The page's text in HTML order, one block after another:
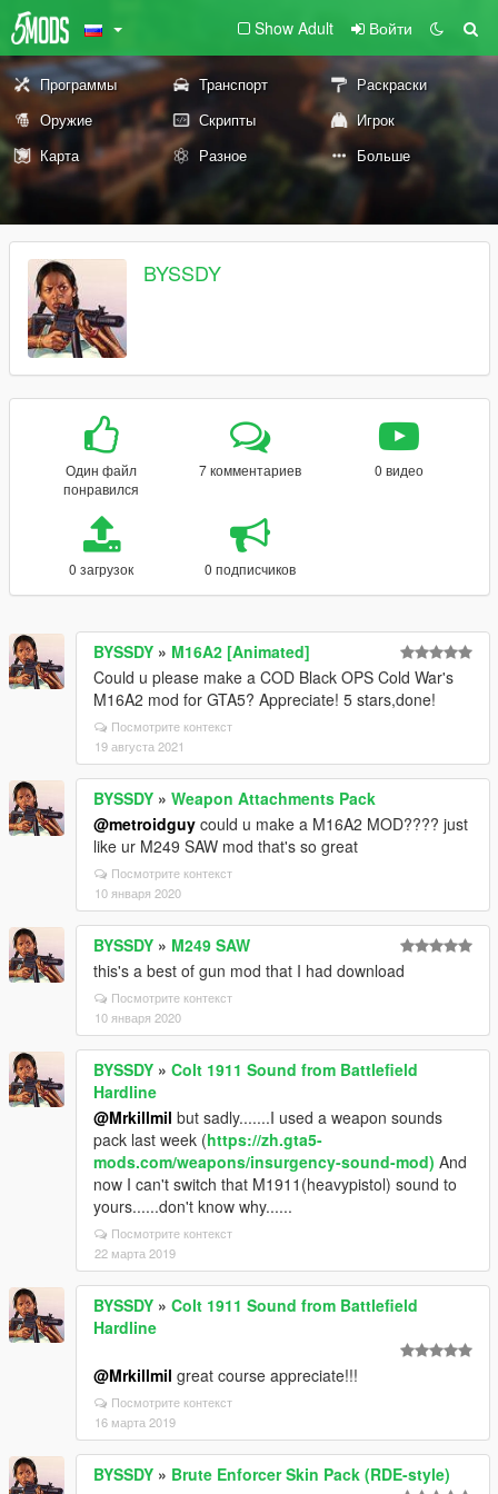
Show Adult Войти
Программы Транспорт
Раскраски
Оружие
Скрипты
Игрок
Карта
Разное Больше
BYSSDY
Один файл
понравился
7 комментариев 0 видео
0 загрузок 0 подписчиков
BYSSDY » M16A2 [Animated]
Could u please make a COD Black OPS Cold War's
M16A2 mod for GTA5? Appreciate! 5 stars,done!
Посмотрите контекст
19 августа 2021
BYSSDY » Weapon Attachments Pack
@metroidguy could u make a M16A2 MOD???? just
like ur M249 SAW mod that's so great
Посмотрите контекст
10 января 2020
BYSSDY » M249 SAW
this's a best of gun mod that I had download
Посмотрите контекст
10 января 2020
BYSSDY » Colt 1911 Sound from Battlefield
Hardline
@Mrkillmil but sadly.......I used a weapon sounds
pack last week (https://zh.gta5-
mods.com/weapons/insurgency-sound-mod) And
now I can't switch that M1911(heavypistol) sound to
yours......don't know why......
Посмотрите контекст
22 марта 2019
BYSSDY » Colt 1911 Sound from Battlefield
Hardline
@Mrkillmil great course appreciate!!!
Посмотрите контекст
16 марта 2019
BYSSDY » Brute Enforcer Skin Pack (RDE-style)